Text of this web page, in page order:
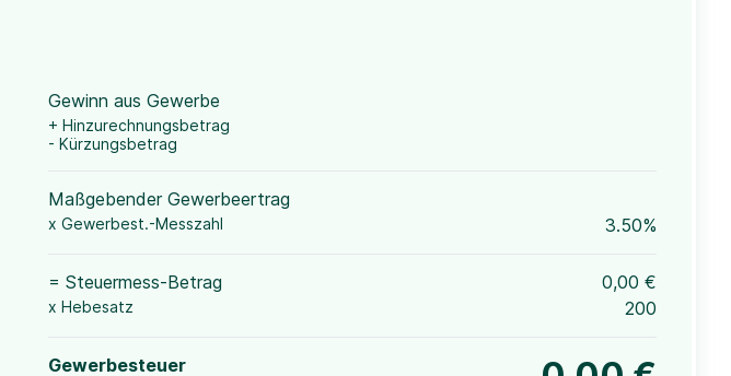
Gewinn aus Gewerbe
+ Hinzurechnungsbetrag
- Kürzungsbetrag
Maßgebender Gewerbeertrag
x Gewerbest.-Messzahl 3.50%
= Steuermess-Betrag 0,00 €
x Hebesatz 200
Gewerbesteuer